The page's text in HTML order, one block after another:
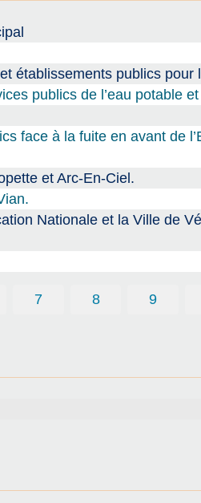
établissements publics pour
publics de l’eau potable
face à la fuite en avant de
et Arc-En-Ciel.
Nationale et la Ville de
7 8 9